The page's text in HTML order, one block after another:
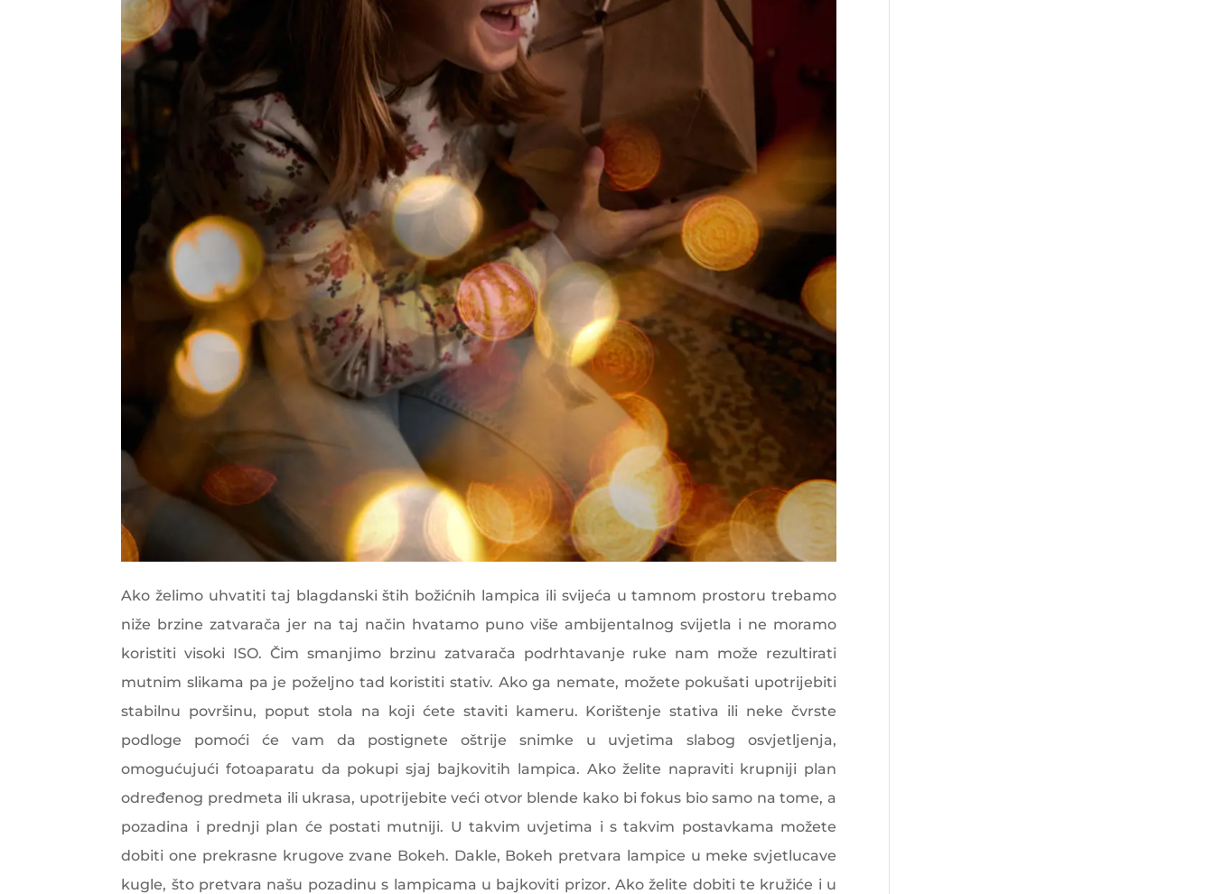
Ako želimo uhvatiti taj blagdanski štih božićnih lampica ili svijeća u tamnom prostoru trebamo
niže brzine zatvarača jer na taj način hvatamo puno više ambijentalnog svijetla i ne moramo
koristiti visoki ISO. Čim smanjimo brzinu zatvarača podrhtavanje ruke nam može rezultirati
mutnim slikama pa je poželjno tad koristiti stativ. Ako ga nemate, možete pokušati upotrijebiti
stabilnu površinu, poput stola na koji ćete staviti kameru. Korištenje stativa ili neke čvrste
podloge pomoći će vam da postignete oštrije snimke u uvjetima slabog osvjetljenja,
omogućujući fotoaparatu da pokupi sjaj bajkovitih lampica. Ako želite napraviti krupniji plan
određenog predmeta ili ukrasa, upotrijebite veći otvor blende kako bi fokus bio samo na tome, a
pozadina i prednji plan će postati mutniji. U takvim uvjetima i s takvim postavkama možete
dobiti one prekrasne krugove zvane Bokeh. Dakle, Bokeh pretvara lampice u meke svjetlucave
kugle, što pretvara našu pozadinu s lampicama u bajkoviti prizor. Ako želite dobiti te kružiće i u